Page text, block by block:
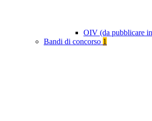
OIV (da pubblicare
Bandi di concorso 1